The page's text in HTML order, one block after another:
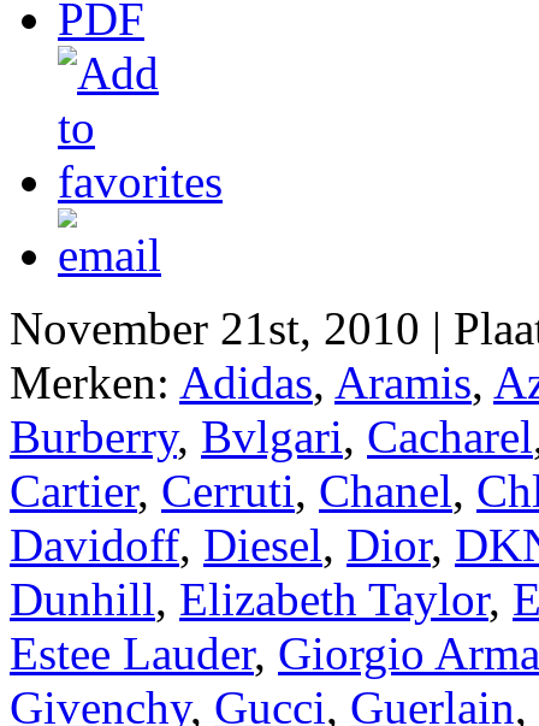
November 21st, 2010 |
Merken: Adidas, Aramis,
Burberry, Bvlgari, Cacharel
Cartier, Cerruti, Chanel,
Davidoff, Diesel, Dior,
Dunhill, Elizabeth Taylor,
Estee Lauder, Giorgio
Givenchy, Gucci, Guerlain,